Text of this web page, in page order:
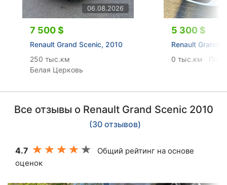
06.08.2026
7 500 $
Renault Grand Scenic, 2010
250 тыс.км
Белая Церковь
5 300 $
Renault Grand
0 тыс.км
Все отзывы о Renault Grand Scenic 2010
(30 отзывов)
4.7
Общий рейтинг на основе
оценок